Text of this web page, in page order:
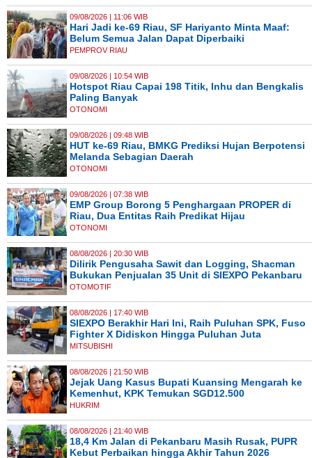
09/08/2026 | 11:06 WIB
Hari Jadi ke-69 Riau, SF Hariyanto Minta Maaf:
Belum Semua Jalan Dapat Diperbaiki
PEMPROV RIAU
09/08/2026 | 10:54 WIB
Hotspot Riau Capai 198 Titik, Inhu dan Bengkalis
Paling Banyak
OTONOMI
09/08/2026 | 09:48 WIB
HUT ke-69 Riau, BMKG Prediksi Hujan Berpotensi
Melanda Sebagian Daerah
OTONOMI
09/08/2026 | 07:38 WIB
EMP Group Borong 5 Penghargaan PROPER di
Riau, Dua Entitas Raih Predikat Hijau
OTONOMI
08/08/2026 | 20:30 WIB
Dilirik Pengusaha Sawit dan Logging, Shacman
Bukukan Penjualan 35 Unit di SIEXPO Pekanbaru
OTOMOTIF
08/08/2026 | 17:40 WIB
SIEXPO Berakhir Hari Ini, Raih Puluhan SPK, Fuso
Fighter X Didiskon Hingga Puluhan Juta
MITSUBISHI
08/08/2026 | 21:50 WIB
Jejak Uang Kasus Bupati Kuansing Mengarah ke
Kemenhut, KPK Temukan SGD12.500
HUKRIM
08/08/2026 | 21:40 WIB
18,4 Km Jalan di Pekanbaru Masih Rusak, PUPR
Kebut Perbaikan hingga Akhir Tahun 2026